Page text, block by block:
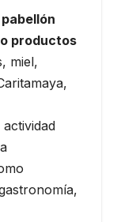
productos
miel,